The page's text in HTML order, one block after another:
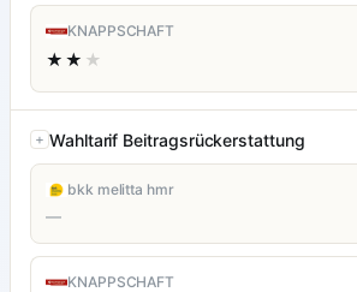
KNAPPSCHAFT
★★ ★
Wahltarif Beitragsrückerstattung
bkk melitta hmr
—
KNAPPSCHAFT